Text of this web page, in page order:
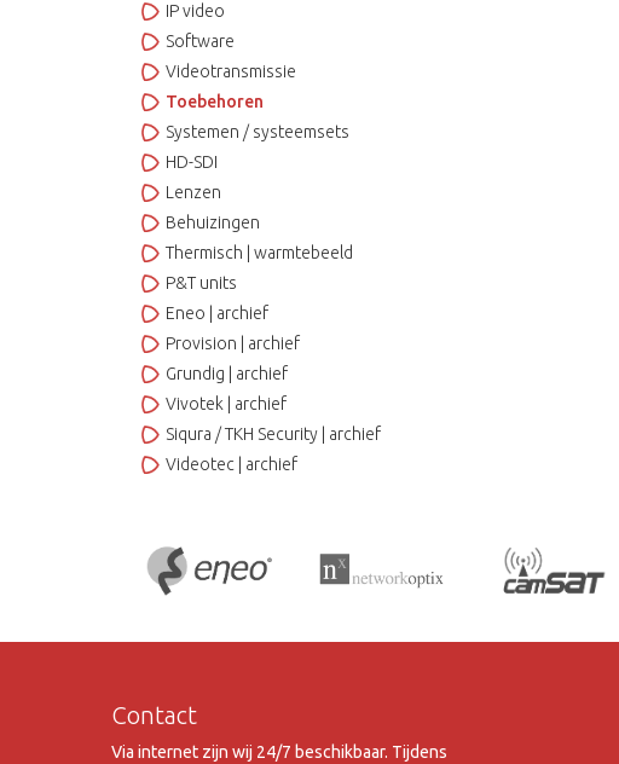
IP video
Software
Videotransmissie
Toebehoren
Systemen / systeemsets
HD-SDI
Lenzen
Behuizingen
Thermisch | warmtebeeld
P&T units
Eneo | archief
Provision | archief
Grundig | archief
Vivotek | archief
Siqura / TKH Security | archief
Videotec | archief
Contact
Via internet zijn wij 24/7 beschikbaar. Tijdens